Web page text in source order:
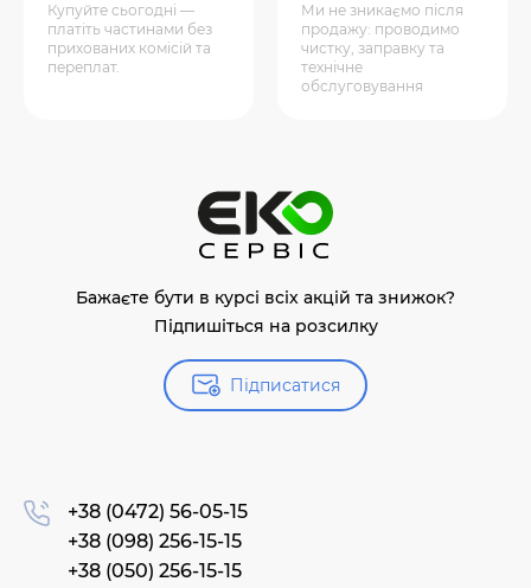
Купуйте сьогодні —
платіть частинами без
прихованих комісій та
переплат.
Ми не зникаємо після
продажу: проводимо
чистку, заправку та
технічне
обслуговування
Бажаєте бути в курсі всіх акцій та знижок?
Підпишіться на розсилку
Підписатися
+38 (0472) 56-05-15
+38 (098) 256-15-15
+38 (050) 256-15-15